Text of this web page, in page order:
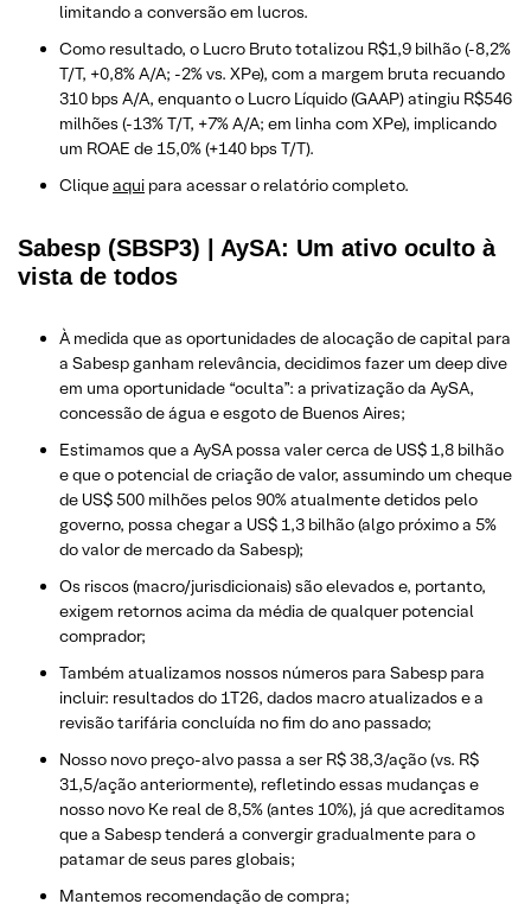
limitando a conversão em lucros.
Como resultado, o Lucro Bruto totalizou R$1,9 bilhão (-8,2%
T/T, +0,8% A/A; -2% vs. XPe), com a margem bruta recuando
310 bps A/A, enquanto o Lucro Líquido (GAAP) atingiu R$546
milhões (-13% T/T, +7% A/A; em linha com XPe), implicando
um ROAE de 15,0% (+140 bps T/T).
Cliqueaqui para acessar o relatório completo.
Sabesp (SBSP3) | AySA: Um ativo oculto à
vista de todos
À medida que as oportunidades de alocação de capital para
a Sabesp ganham relevância, decidimos fazer um deep dive
em uma oportunidade “oculta”: a privatização da AySA,
concessão de água e esgoto de Buenos Aires;
Estimamos que a AySA possa valer cerca de US$ 1,8 bilhão
e que o potencial de criação de valor, assumindo um cheque
de US$ 500 milhões pelos 90% atualmente detidos pelo
governo, possa chegar a US$ 1,3 bilhão (algo próximo a 5%
do valor de mercado da Sabesp);
Os riscos (macro/jurisdicionais) são elevados e, portanto,
exigem retornos acima da média de qualquer potencial
comprador;
Também atualizamos nossos números para Sabesp para
incluir: resultados do 1T26, dados macro atualizados e a
revisão tarifária concluída no fim do ano passado;
Nosso novo preço-alvo passa a ser R$ 38,3/ação (vs. R$
31,5/ação anteriormente), refletindo essas mudanças e
nosso novo Ke real de 8,5% (antes 10%), já que acreditamos
que a Sabesp tenderá a convergir gradualmente para o
patamar de seus pares globais;
Mantemos recomendação de compra;